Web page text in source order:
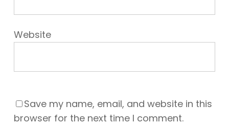
Website
Save my name, email, and website in this
browser for the next time I comment.